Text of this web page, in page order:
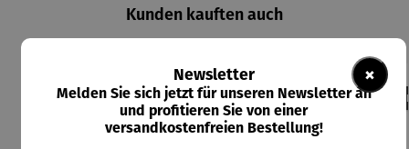
Kunden kauften auch
×
Newsletter
Melden Sie sich jetzt für unseren Newsletter an
und profitieren Sie von einer
versandkostenfreien Bestellung!